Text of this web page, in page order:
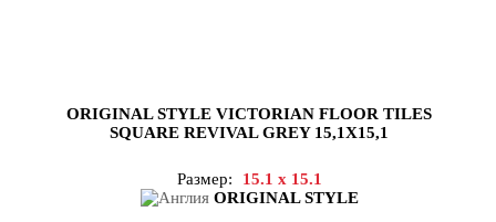
ORIGINAL STYLE VICTORIAN FLOOR TILES
SQUARE REVIVAL GREY 15,1X15,1
Размер:
15.1 x 15.1
ORIGINAL STYLE